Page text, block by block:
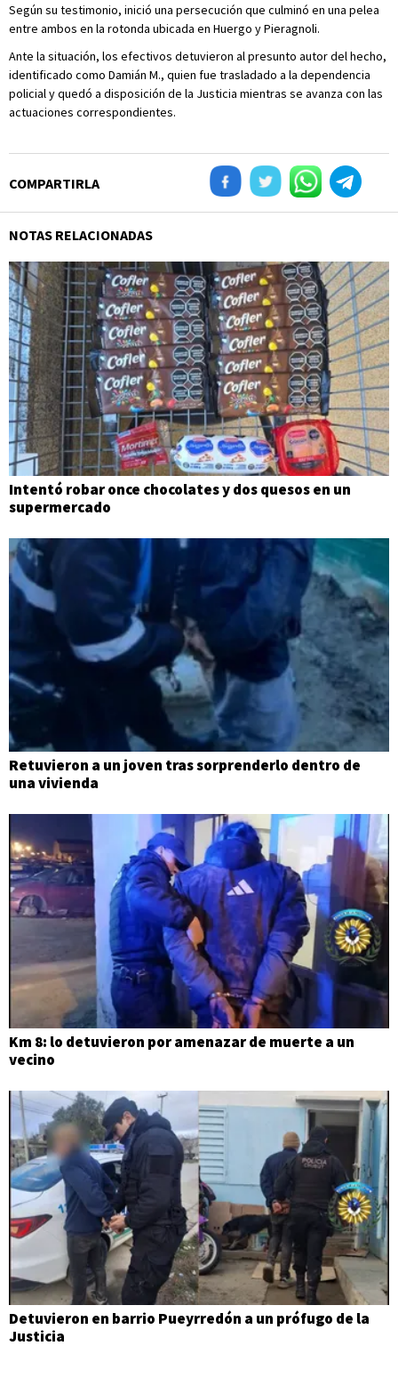
Según su testimonio, inició una persecución que culminó en una pelea
entre ambos en la rotonda ubicada en Huergo y Pieragnoli.
Ante la situación, los efectivos detuvieron al presunto autor del hecho,
identificado como Damián M., quien fue trasladado a la dependencia
policial y quedó a disposición de la Justicia mientras se avanza con las
actuaciones correspondientes.
COMPARTIRLA
NOTAS RELACIONADAS
Intentó robar once chocolates y dos quesos en un
supermercado
Retuvieron a un joven tras sorprenderlo dentro de
una vivienda
Km 8: lo detuvieron por amenazar de muerte a un
vecino
Detuvieron en barrio Pueyrredón a un prófugo de la
Justicia